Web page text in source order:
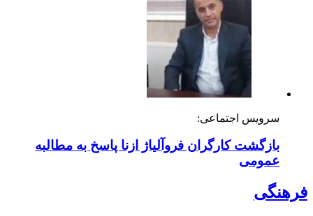
سرویس اجتماعی:
بازگشت کارگران فروآلیاژ ازنا پاسخ به مطالبه
عمومی
فرهنگی